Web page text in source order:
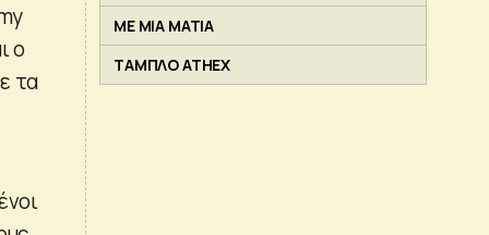
ο
τα
ΜΕ ΜΙΑ ΜΑΤΙΑ
ΤΑΜΠΛΟ ATHEX